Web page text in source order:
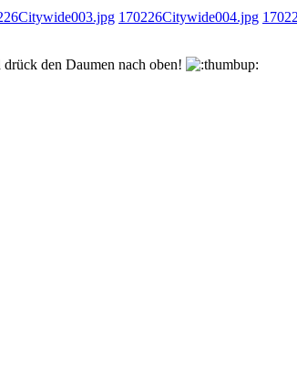
170226Citywide004.jpg
den Daumen nach oben!